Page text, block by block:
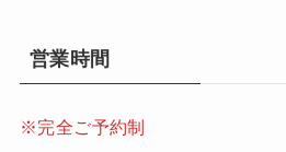
営業時間
※完全ご予約制